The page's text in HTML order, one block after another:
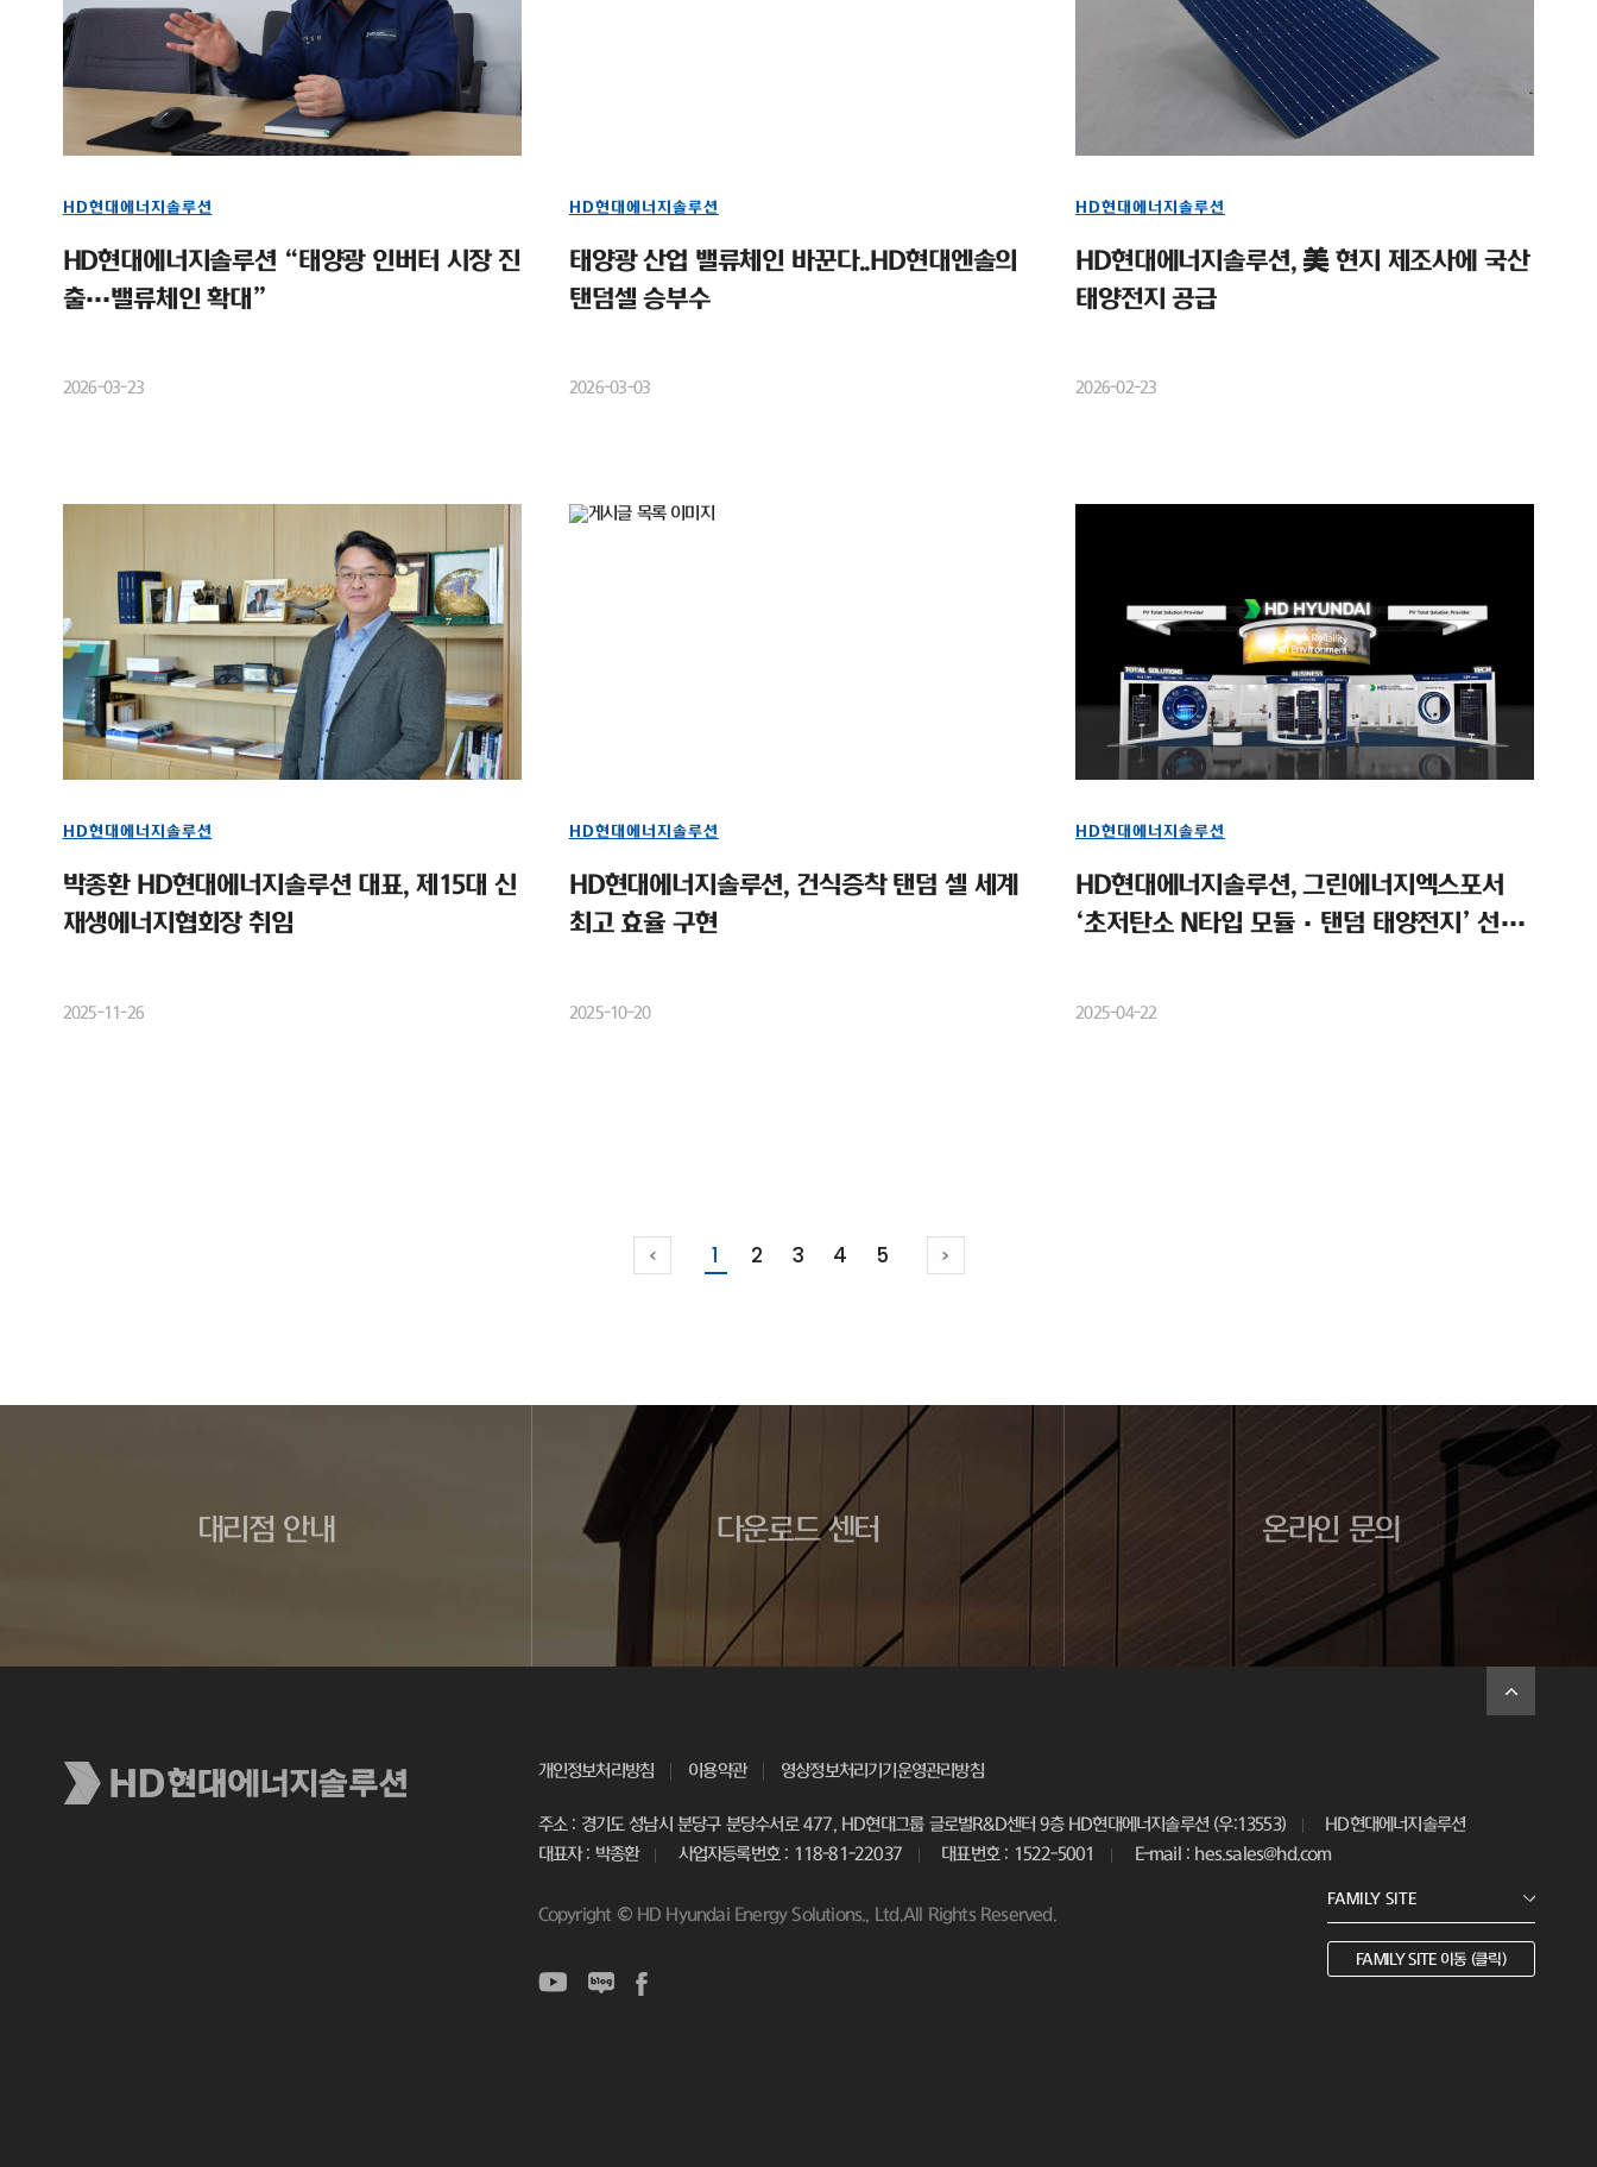
HD현대에너지솔루션
HD현대에너지솔루션 “태양광 인버터 시장 진
출…밸류체인 확대”
2026-03-23
HD현대에너지솔루션
태양광 산업 밸류체인 바꾼다..HD현대엔솔의
탠덤셀 승부수
2026-03-03
HD현대에너지솔루션
HD현대에너지솔루션, 美 현지 제조사에 국산
태양전지 공급
2026-02-23
HD현대에너지솔루션
박종환 HD현대에너지솔루션 대표, 제15대 신
재생에너지협회장 취임
2025-11-26
HD현대에너지솔루션
HD현대에너지솔루션, 건식증착 탠덤 셀 세계
최고 효율 구현
2025-10-20
HD현대에너지솔루션
HD현대에너지솔루션, 그린에너지엑스포서
‘초저탄소 N타입 모듈·탠덤 태양전지’ 선보
2025-04-22
1 2 3 4 5
대리점 안내 다운로드 센터 온라인 문의
개인정보처리방침 이용약관 영상정보처리기기운영관리방침
주소 : 경기도 성남시 분당구 분당수서로 477, HD현대그룹 글로벌R&D센터 9층 HD현대에너지솔루션 (우:13553)
HD현대에너지솔루션
대표자 : 박종환
사업자등록번호 : 118-81-22037 대표번호 : 1522-5001 E-mail : hes.sales@hd.com
Copyright © HD Hyundai Energy Solutions., Ltd.All Rights Reserved.
FAMILY SITE 이동 (클릭)